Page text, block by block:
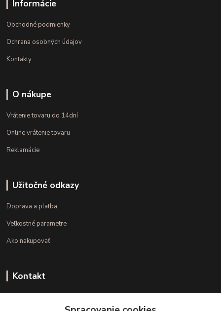
Informácie
Obchodné podmienky
Ochrana osobných údajov
Kontakty
O nákupe
Vrátenie tovaru do 14dní
Online vrátenie tovaru
Reklamácie
Užitočné odkazy
Doprava a platba
Veľkostné parametre
Ako nakupovať
Kontakt
(Po.-Pi. 10.00 - 15.00)